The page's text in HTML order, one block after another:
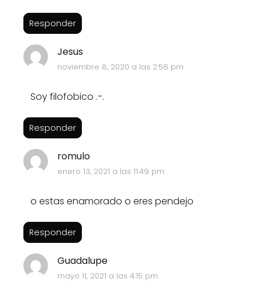
Responder
Jesus
noviembre 8, 2020 a las 2:56 pm
Soy filofobico .-.
Responder
romulo
enero 13, 2021 a las 11:49 pm
o estas enamorado o eres pendejo
Responder
Guadalupe
mayo 11, 2021 a las 4:15 pm